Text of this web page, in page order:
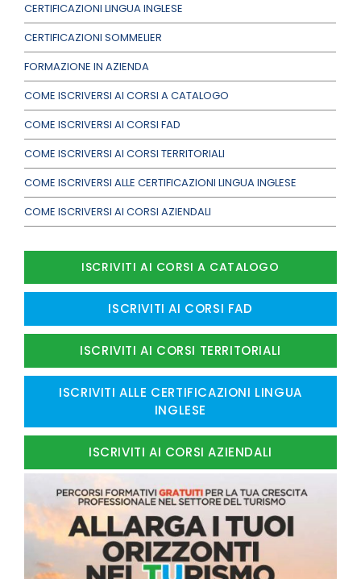
CERTIFICAZIONI LINGUA INGLESE
CERTIFICAZIONI SOMMELIER
FORMAZIONE IN AZIENDA
COME ISCRIVERSI AI CORSI A CATALOGO
COME ISCRIVERSI AI CORSI FAD
COME ISCRIVERSI AI CORSI TERRITORIALI
COME ISCRIVERSI ALLE CERTIFICAZIONI LINGUA INGLESE
COME ISCRIVERSI AI CORSI AZIENDALI
ISCRIVITI AI CORSI A CATALOGO
ISCRIVITI AI CORSI FAD
ISCRIVITI AI CORSI TERRITORIALI
ISCRIVITI ALLE CERTIFICAZIONI LINGUA
INGLESE
ISCRIVITI AI CORSI AZIENDALI